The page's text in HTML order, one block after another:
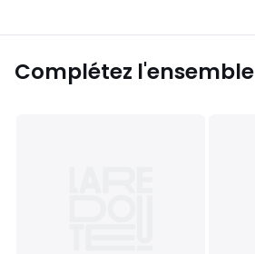
Complétez l'ensemble